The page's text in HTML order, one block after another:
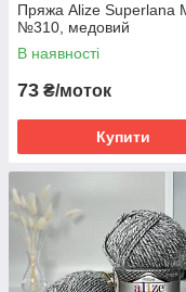
Пряжа Alize Superlana
№310, медовий
В наявності
73 ₴/моток
Купити